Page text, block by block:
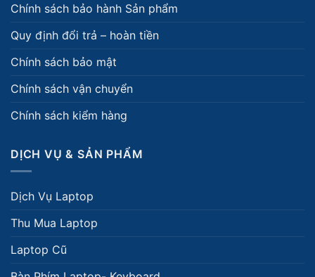
Chính sách bảo hành Sản phẩm
Quy định đổi trả – hoàn tiền
Chính sách bảo mật
Chính sách vận chuyển
Chính sách kiểm hàng
DỊCH VỤ & SẢN PHẨM
Dịch Vụ Laptop
Thu Mua Laptop
Laptop Cũ